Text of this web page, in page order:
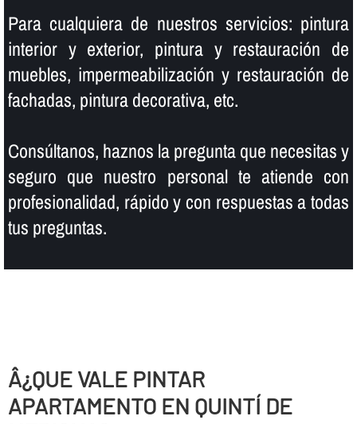
Para cualquiera de nuestros servicios: pintura
interior y exterior, pintura y restauración de
muebles, impermeabilización y restauración de
fachadas, pintura decorativa, etc.
Consúltanos, haznos la pregunta que necesitas y
seguro que nuestro personal te atiende con
profesionalidad, rápido y con respuestas a todas
tus preguntas.
Â¿QUE VALE PINTAR
APARTAMENTO EN QUINTÍ DE